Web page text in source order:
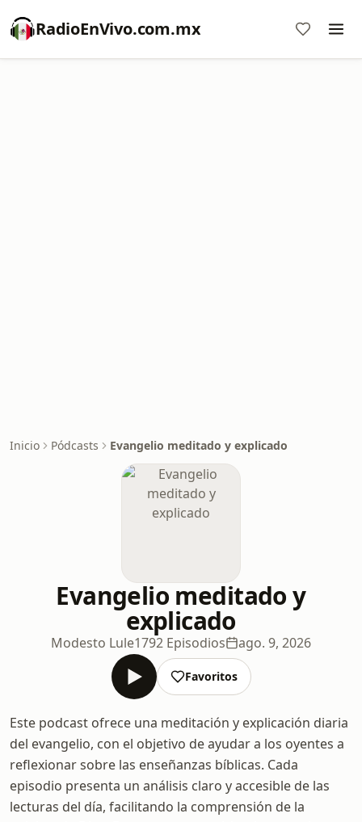
RadioEnVivo.com.mx
Inicio Pódcasts Evangelio meditado y explicado
Evangelio meditado y
explicado
Modesto Lule1792 Episodios ago. 9, 2026
Favoritos
Este podcast ofrece una meditación y explicación diaria
del evangelio, con el objetivo de ayudar a los oyentes a
reflexionar sobre las enseñanzas bíblicas. Cada
episodio presenta un análisis claro y accesible de las
lecturas del día, facilitando la comprensión de la